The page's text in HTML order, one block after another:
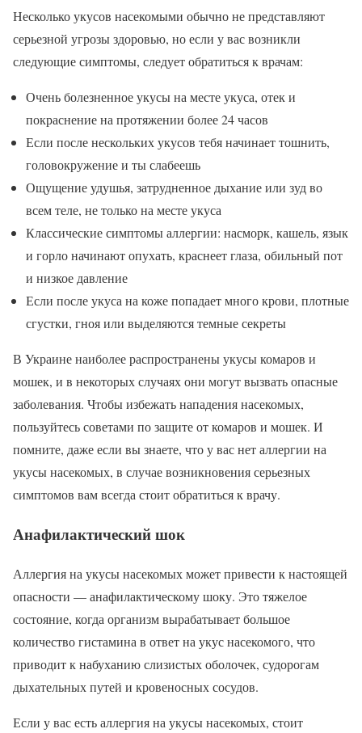
Несколько укусов насекомыми обычно не представляют
серьезной угрозы здоровью, но если у вас возникли
следующие симптомы, следует обратиться к врачам:
Очень болезненное укусы на месте укуса, отек и
покраснение на протяжении более 24 часов
Если после нескольких укусов тебя начинает тошнить,
головокружение и ты слабеешь
Ощущение удушья, затрудненное дыхание или зуд во
всем теле, не только на месте укуса
Классические симптомы аллергии: насморк, кашель, язык
и горло начинают опухать, краснеет глаза, обильный пот
и низкое давление
Если после укуса на коже попадает много крови, плотные
сгустки, гноя или выделяются темные секреты
В Украине наиболее распространены укусы комаров и
мошек, и в некоторых случаях они могут вызвать опасные
заболевания. Чтобы избежать нападения насекомых,
пользуйтесь советами по защите от комаров и мошек. И
помните, даже если вы знаете, что у вас нет аллергии на
укусы насекомых, в случае возникновения серьезных
симптомов вам всегда стоит обратиться к врачу.
Анафилактический шок
Аллергия на укусы насекомых может привести к настоящей
опасности — анафилактическому шоку. Это тяжелое
состояние, когда организм вырабатывает большое
количество гистамина в ответ на укус насекомого, что
приводит к набуханию слизистых оболочек, судорогам
дыхательных путей и кровеносных сосудов.
Если у вас есть аллергия на укусы насекомых, стоит